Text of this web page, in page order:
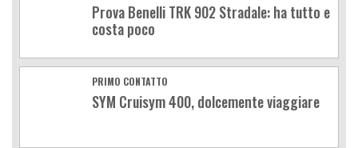
Prova Benelli TRK 902 Stradale: ha tutto e
costa poco
PRIMO CONTATTO
SYM Cruisym 400, dolcemente viaggiare